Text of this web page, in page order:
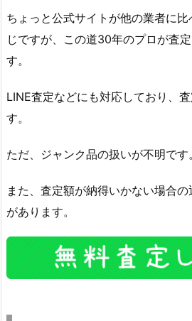
ちょっと公式サイトが他の業者に
じですが、この道30年のプロが査
す。
LINE査定などにも対応しており、
す。
ただ、ジャンク品の扱いが不明です。
また、査定額が納得いかない場合
があります。